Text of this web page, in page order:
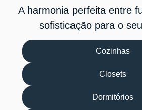
A harmonia perfeita entre
sofisticação para o
Cozinhas
Closets
Dormitórios